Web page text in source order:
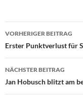
VORHERIGER BEITRAG
Erster Punktverlust für
NÄCHSTER BEITRAG
Jan Hobusch blitzt am